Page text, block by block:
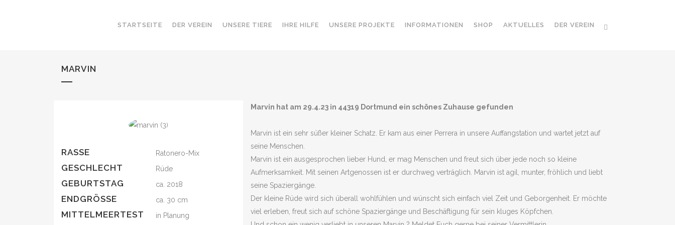
STARTSEITE DER VEREIN UNSERE TIERE IHRE HILFE UNSERE PROJEKTE INFORMATIONEN SHOP AKTUELLES DER VEREIN
MARVIN
RASSE Ratonero-Mix
GESCHLECHT Rüde
GEBURTSTAG ca. 2018
ENDGRÖSSE ca. 30 cm
MITTELMEERTEST in Planung
Marvin hat am 29.4.23 in 44319 Dortmund ein schönes Zuhause gefunden
Marvin ist ein sehr süßer kleiner Schatz. Er kam aus einer Perrera in unsere Auffangstation und wartet jetzt auf
seine Menschen.
Marvin ist ein ausgesprochen lieber Hund, er mag Menschen und freut sich über jede noch so kleine
Aufmerksamkeit. Mit seinen Artgenossen ist er durchweg verträglich. Marvin ist agil, munter, fröhlich und liebt
seine Spaziergänge.
Der kleine Rüde wird sich überall wohlfühlen und wünscht sich einfach viel Zeit und Geborgenheit. Er möchte
viel erleben, freut sich auf schöne Spaziergänge und Beschäftigung für sein kluges Köpfchen.